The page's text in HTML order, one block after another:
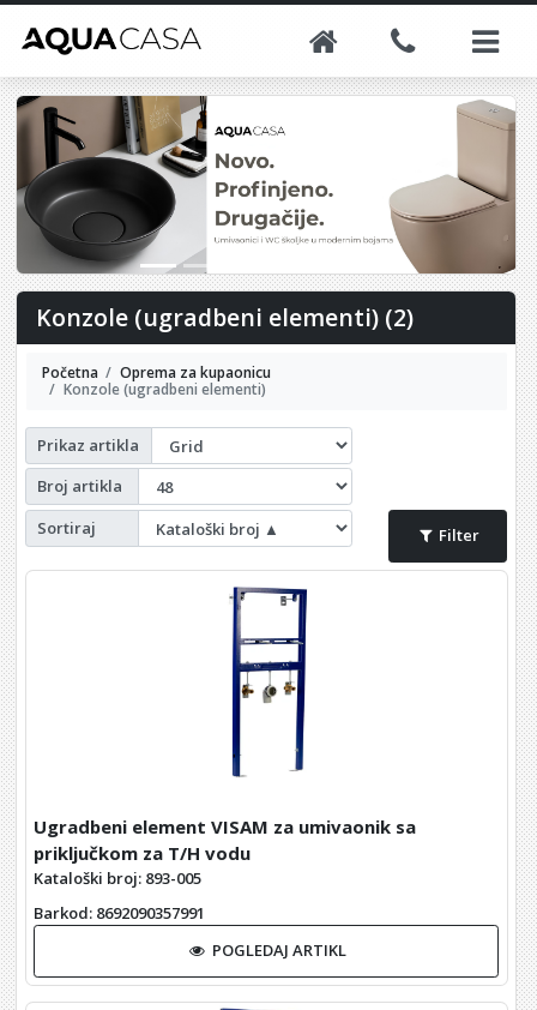
Konzole (ugradbeni elementi) (2)
Početna
Oprema za kupaonicu
Konzole (ugradbeni elementi)
Prikaz artikla
Broj artikla
Sortiraj
Filter
Ugradbeni element VISAM za umivaonik sa
priključkom za T/H vodu
Kataloški broj: 893-005
Barkod: 8692090357991
POGLEDAJ ARTIKL